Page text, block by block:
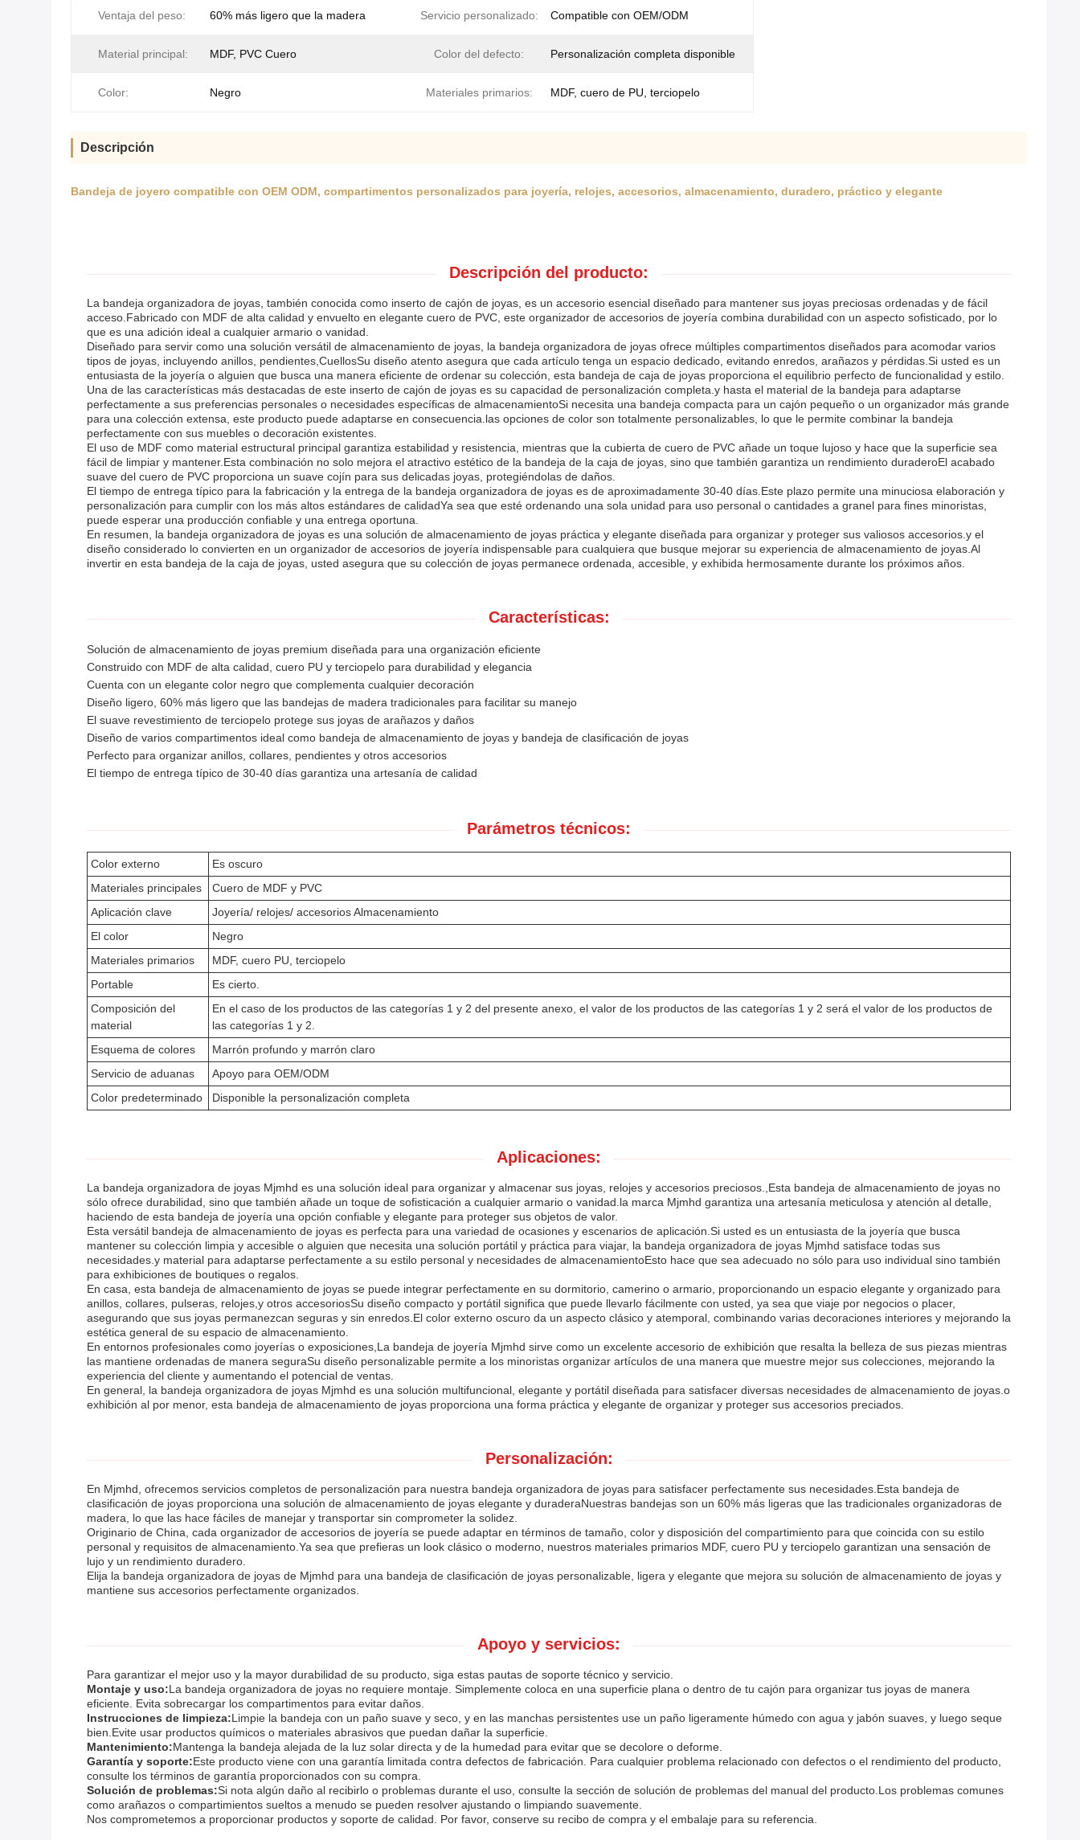
Ventaja del peso: 60% más ligero que la madera Servicio personalizado: Compatible con OEM/ODM
Material principal: MDF, PVC Cuero Color del defecto: Personalización completa disponible
Color: Negro Materiales primarios: MDF, cuero de PU, terciopelo
Descripción
Bandeja de joyero compatible con OEM ODM, compartimentos personalizados para joyería, relojes, accesorios, almacenamiento, duradero, práctico y elegante
Descripción del producto:
La bandeja organizadora de joyas, también conocida como inserto de cajón de joyas, es un accesorio esencial diseñado para mantener sus joyas preciosas ordenadas y de fácil
acceso.Fabricado con MDF de alta calidad y envuelto en elegante cuero de PVC, este organizador de accesorios de joyería combina durabilidad con un aspecto sofisticado, por lo
que es una adición ideal a cualquier armario o vanidad.
Diseñado para servir como una solución versátil de almacenamiento de joyas, la bandeja organizadora de joyas ofrece múltiples compartimentos diseñados para acomodar varios
tipos de joyas, incluyendo anillos, pendientes,CuellosSu diseño atento asegura que cada artículo tenga un espacio dedicado, evitando enredos, arañazos y pérdidas.Si usted es un
entusiasta de la joyería o alguien que busca una manera eficiente de ordenar su colección, esta bandeja de caja de joyas proporciona el equilibrio perfecto de funcionalidad y estilo.
Una de las características más destacadas de este inserto de cajón de joyas es su capacidad de personalización completa.y hasta el material de la bandeja para adaptarse
perfectamente a sus preferencias personales o necesidades específicas de almacenamientoSi necesita una bandeja compacta para un cajón pequeño o un organizador más grande
para una colección extensa, este producto puede adaptarse en consecuencia.las opciones de color son totalmente personalizables, lo que le permite combinar la bandeja
perfectamente con sus muebles o decoración existentes.
El uso de MDF como material estructural principal garantiza estabilidad y resistencia, mientras que la cubierta de cuero de PVC añade un toque lujoso y hace que la superficie sea
fácil de limpiar y mantener.Esta combinación no solo mejora el atractivo estético de la bandeja de la caja de joyas, sino que también garantiza un rendimiento duraderoEl acabado
suave del cuero de PVC proporciona un suave cojín para sus delicadas joyas, protegiéndolas de daños.
El tiempo de entrega típico para la fabricación y la entrega de la bandeja organizadora de joyas es de aproximadamente 30-40 días.Este plazo permite una minuciosa elaboración y
personalización para cumplir con los más altos estándares de calidadYa sea que esté ordenando una sola unidad para uso personal o cantidades a granel para fines minoristas,
puede esperar una producción confiable y una entrega oportuna.
En resumen, la bandeja organizadora de joyas es una solución de almacenamiento de joyas práctica y elegante diseñada para organizar y proteger sus valiosos accesorios.y el
diseño considerado lo convierten en un organizador de accesorios de joyería indispensable para cualquiera que busque mejorar su experiencia de almacenamiento de joyas.Al
invertir en esta bandeja de la caja de joyas, usted asegura que su colección de joyas permanece ordenada, accesible, y exhibida hermosamente durante los próximos años.
Características:
Solución de almacenamiento de joyas premium diseñada para una organización eficiente
Construido con MDF de alta calidad, cuero PU y terciopelo para durabilidad y elegancia
Cuenta con un elegante color negro que complementa cualquier decoración
Diseño ligero, 60% más ligero que las bandejas de madera tradicionales para facilitar su manejo
El suave revestimiento de terciopelo protege sus joyas de arañazos y daños
Diseño de varios compartimentos ideal como bandeja de almacenamiento de joyas y bandeja de clasificación de joyas
Perfecto para organizar anillos, collares, pendientes y otros accesorios
El tiempo de entrega típico de 30-40 días garantiza una artesanía de calidad
Parámetros técnicos:
Color externo
Es oscuro
Materiales principales
Cuero de MDF y PVC
Aplicación clave
Joyería/ relojes/ accesorios Almacenamiento
El color
Negro
Materiales primarios
MDF, cuero PU, terciopelo
Portable
Es cierto.
Composición del
material
En el caso de los productos de las categorías 1 y 2 del presente anexo, el valor de los productos de las categorías 1 y 2 será el valor de los productos de
las categorías 1 y 2.
Esquema de colores
Marrón profundo y marrón claro
Servicio de aduanas
Apoyo para OEM/ODM
Color predeterminado
Disponible la personalización completa
Aplicaciones:
La bandeja organizadora de joyas Mjmhd es una solución ideal para organizar y almacenar sus joyas, relojes y accesorios preciosos.,Esta bandeja de almacenamiento de joyas no
sólo ofrece durabilidad, sino que también añade un toque de sofisticación a cualquier armario o vanidad.la marca Mjmhd garantiza una artesanía meticulosa y atención al detalle,
haciendo de esta bandeja de joyería una opción confiable y elegante para proteger sus objetos de valor.
Esta versátil bandeja de almacenamiento de joyas es perfecta para una variedad de ocasiones y escenarios de aplicación.Si usted es un entusiasta de la joyería que busca
mantener su colección limpia y accesible o alguien que necesita una solución portátil y práctica para viajar, la bandeja organizadora de joyas Mjmhd satisface todas sus
necesidades.y material para adaptarse perfectamente a su estilo personal y necesidades de almacenamientoEsto hace que sea adecuado no sólo para uso individual sino también
para exhibiciones de boutiques o regalos.
En casa, esta bandeja de almacenamiento de joyas se puede integrar perfectamente en su dormitorio, camerino o armario, proporcionando un espacio elegante y organizado para
anillos, collares, pulseras, relojes,y otros accesoriosSu diseño compacto y portátil significa que puede llevarlo fácilmente con usted, ya sea que viaje por negocios o placer,
asegurando que sus joyas permanezcan seguras y sin enredos.El color externo oscuro da un aspecto clásico y atemporal, combinando varias decoraciones interiores y mejorando la
estética general de su espacio de almacenamiento.
En entornos profesionales como joyerías o exposiciones,La bandeja de joyería Mjmhd sirve como un excelente accesorio de exhibición que resalta la belleza de sus piezas mientras
las mantiene ordenadas de manera seguraSu diseño personalizable permite a los minoristas organizar artículos de una manera que muestre mejor sus colecciones, mejorando la
experiencia del cliente y aumentando el potencial de ventas.
En general, la bandeja organizadora de joyas Mjmhd es una solución multifuncional, elegante y portátil diseñada para satisfacer diversas necesidades de almacenamiento de joyas.o
exhibición al por menor, esta bandeja de almacenamiento de joyas proporciona una forma práctica y elegante de organizar y proteger sus accesorios preciados.
Personalización:
En Mjmhd, ofrecemos servicios completos de personalización para nuestra bandeja organizadora de joyas para satisfacer perfectamente sus necesidades.Esta bandeja de
clasificación de joyas proporciona una solución de almacenamiento de joyas elegante y duraderaNuestras bandejas son un 60% más ligeras que las tradicionales organizadoras de
madera, lo que las hace fáciles de manejar y transportar sin comprometer la solidez.
Originario de China, cada organizador de accesorios de joyería se puede adaptar en términos de tamaño, color y disposición del compartimiento para que coincida con su estilo
personal y requisitos de almacenamiento.Ya sea que prefieras un look clásico o moderno, nuestros materiales primarios MDF, cuero PU y terciopelo garantizan una sensación de
lujo y un rendimiento duradero.
Elija la bandeja organizadora de joyas de Mjmhd para una bandeja de clasificación de joyas personalizable, ligera y elegante que mejora su solución de almacenamiento de joyas y
mantiene sus accesorios perfectamente organizados.
Apoyo y servicios:
Para garantizar el mejor uso y la mayor durabilidad de su producto, siga estas pautas de soporte técnico y servicio.
Montaje y uso:La bandeja organizadora de joyas no requiere montaje. Simplemente coloca en una superficie plana o dentro de tu cajón para organizar tus joyas de manera
eficiente. Evita sobrecargar los compartimentos para evitar daños.
Instrucciones de limpieza:Limpie la bandeja con un paño suave y seco, y en las manchas persistentes use un paño ligeramente húmedo con agua y jabón suaves, y luego seque
bien.Evite usar productos químicos o materiales abrasivos que puedan dañar la superficie.
Mantenimiento:Mantenga la bandeja alejada de la luz solar directa y de la humedad para evitar que se decolore o deforme.
Garantía y soporte:Este producto viene con una garantía limitada contra defectos de fabricación. Para cualquier problema relacionado con defectos o el rendimiento del producto,
consulte los términos de garantía proporcionados con su compra.
Solución de problemas:Si nota algún daño al recibirlo o problemas durante el uso, consulte la sección de solución de problemas del manual del producto.Los problemas comunes
como arañazos o compartimientos sueltos a menudo se pueden resolver ajustando o limpiando suavemente.
Nos comprometemos a proporcionar productos y soporte de calidad. Por favor, conserve su recibo de compra y el embalaje para su referencia.